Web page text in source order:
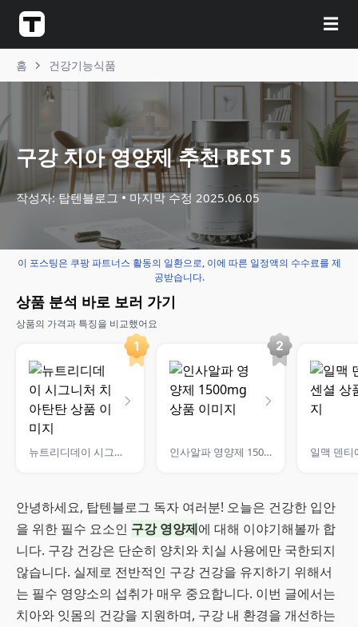
☰
홈 건강기능식품
구강 치아 영양제 추천 BEST 5
작성자: 탑텐블로그 마지막 수정 2025.06.05
이 포스팅은 쿠팡 파트너스 활동의 일환으로, 이에 따른 일정액의 수수료를 제
공받습니다.
상품 분석 바로 보러 가기
상품의 가격과 특징을 비교했어요
뉴트리디데이 시그니처 치아탄탄 인사알파 영양제 1500mg 일맥 덴티
안녕하세요, 탑텐블로그 독자 여러분! 오늘은 건강한 입안
을 위한 필수 요소인 구강 영양제에 대해 이야기해볼까 합
니다. 구강 건강은 단순히 양치와 치실 사용에만 국한되지
않습니다. 실제로 전반적인 구강 건강을 유지하기 위해서
는 필수 영양소의 섭취가 매우 중요합니다. 이번 글에서는
치아와 잇몸의 건강을 지원하며, 구강 내 환경을 개선하는